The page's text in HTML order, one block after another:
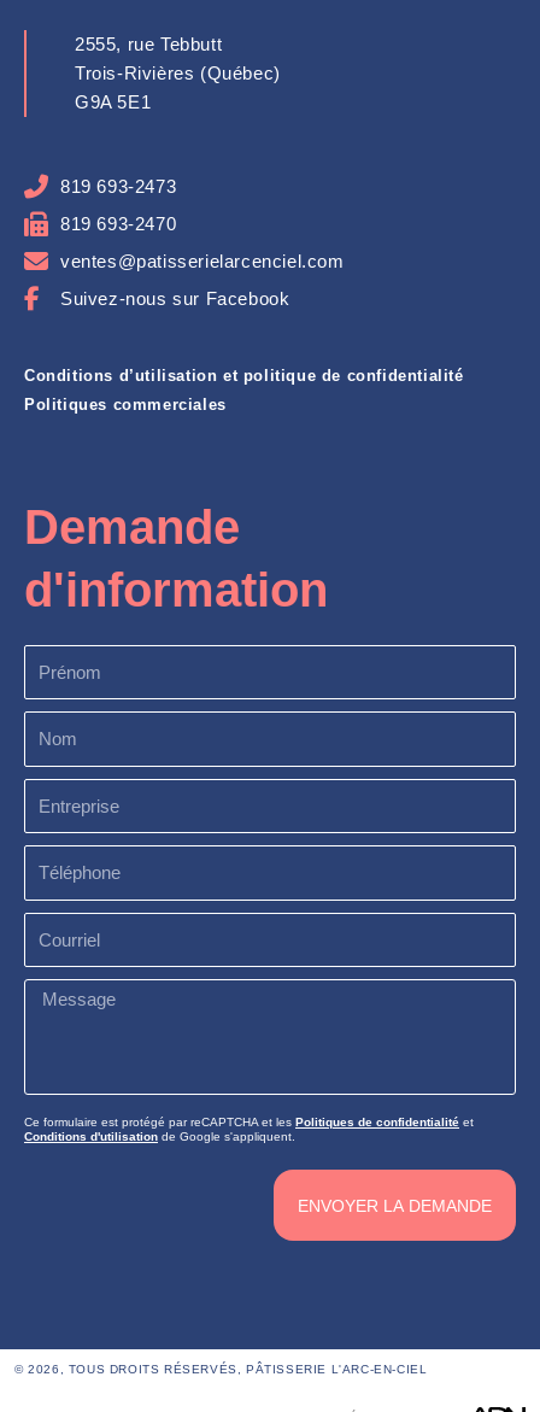
2555, rue Tebbutt
Trois-Rivières (Québec)
G9A 5E1
819 693-2473
819 693-2470
ventes@patisserielarcenciel.com
Suivez-nous sur Facebook
Conditions d’utilisation et politique de confidentialité
Politiques commerciales
Demande
d'information
Message
Ce formulaire est protégé par reCAPTCHA et les Politiques de confidentialité et
Conditions d'utilisation de Google s'appliquent.
ENVOYER LA DEMANDE
© 2026, TOUS DROITS RÉSERVÉS,PÂTISSERIE L'ARC-EN-CIEL